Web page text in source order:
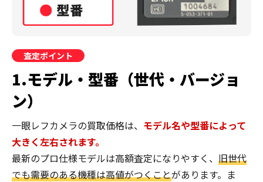
査定ポイント
1.モデル・型番（世代・バージョ
ン）
一眼レフカメラの買取価格は、 モデル名や型番によって
大きく左右されます。
最新のプロ仕様モデルは高額査定になりやすく、 旧世代
でも需要のある機種は高値がつくことがあります。ま